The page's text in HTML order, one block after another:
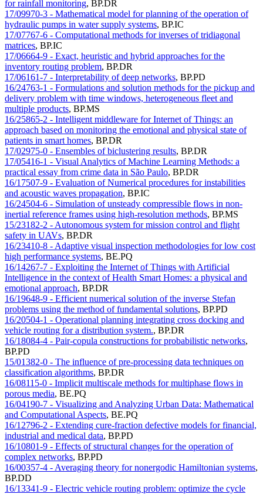
for rainfall monitoring, BP.DR
17/09970-3 - Mathematical model for planning of the operation of
hydraulic pumps in water supply systems, BP.IC
17/07767-6 - Computational methods for inverses of tridiagonal
matrices, BP.IC
17/06664-9 - Exact, heuristic and hybrid approaches for the
inventory routing problem, BP.DR
17/06161-7 - Interpretability of deep networks, BP.PD
16/24763-1 - Formulations and solution methods for the pickup and
delivery problem with time windows, heterogeneous fleet and
multiple products, BP.MS
16/25865-2 - Intelligent middleware for Internet of Things: an
approach based on monitoring the emotional and physical state of
patients in smart homes, BP.DR
17/02975-0 - Ensembles of biclustering results, BP.DR
17/05416-1 - Visual Analytics of Machine Learning Methods: a
practical essay from crime data in São Paulo, BP.DR
16/17507-9 - Evaluation of Numerical procedures for instabilities
and acoustic waves propagation, BP.IC
16/24504-6 - Simulation of unsteady compressible flows in non-
inertial reference frames using high-resolution methods, BP.MS
15/23182-2 - Autonomous system for mission control and flight
safety in UAVs, BP.DR
16/23410-8 - Adaptive visual inspection methodologies for low cost
high performance systems, BE.PQ
16/14267-7 - Exploiting the Internet of Things with Artificial
Intelligence in the context of Health Smart Homes: a physical and
emotional approach, BP.DR
16/19648-9 - Efficient numerical solution of the inverse Stefan
problems using the method of fundamental solutions, BP.PD
16/20504-1 - Operational planning integrating cross docking and
vehicle routing for a distribution system., BP.DR
16/18084-4 - Pair-copula constructions for probabilistic networks,
BP.PD
15/01382-0 - The influence of pre-processing data techniques on
classification algorithms, BP.DR
16/08115-0 - Implicit multiscale methods for multiphase flows in
porous media, BE.PQ
16/04190-7 - Visualizing and Analyzing Urban Data: Mathematical
and Computational Aspects, BE.PQ
16/12796-2 - Extending cure-fraction defective models for financial,
industrial and medical data, BP.PD
16/10801-9 - Effects of structural changes for the operation of
complex networks, BP.PD
16/00357-4 - Averaging theory for nonergodic Hamiltonian systems,
BP.DD
16/13341-9 - Electric vehicle routing problem: optimize the cycle